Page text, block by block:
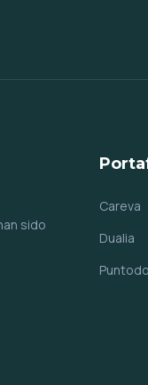
sido
Careva
Dualia